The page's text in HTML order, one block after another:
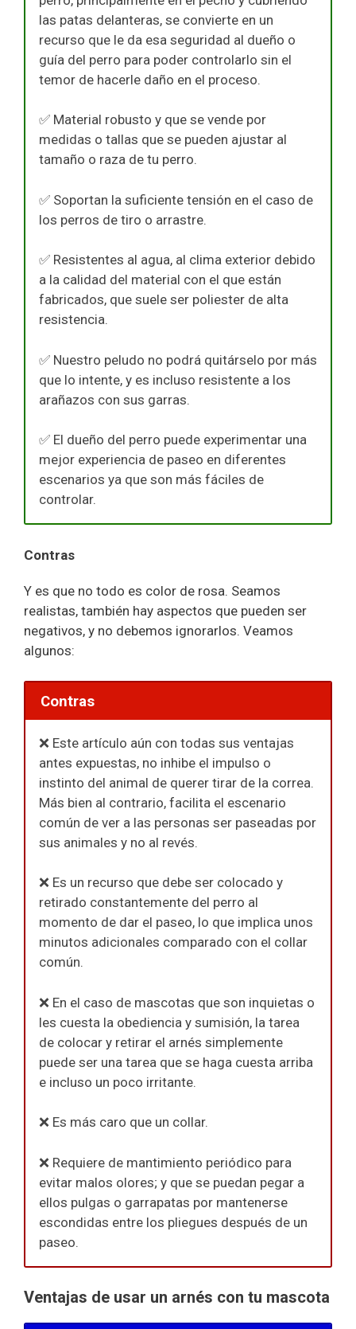
las patas delanteras, se convierte en un
recurso que le da esa seguridad al dueño o
guía del perro para poder controlarlo sin el
temor de hacerle daño en el proceso.
✅ Material robusto y que se vende por
medidas o tallas que se pueden ajustar al
tamaño o raza de tu perro.
✅ Soportan la suficiente tensión en el caso de
los perros de tiro o arrastre.
✅ Resistentes al agua, al clima exterior debido
a la calidad del material con el que están
fabricados, que suele ser poliester de alta
resistencia.
✅ Nuestro peludo no podrá quitárselo por más
que lo intente, y es incluso resistente a los
arañazos con sus garras.
✅ El dueño del perro puede experimentar una
mejor experiencia de paseo en diferentes
escenarios ya que son más fáciles de
controlar.
Contras
Y es que no todo es color de rosa. Seamos
realistas, también hay aspectos que pueden ser
negativos, y no debemos ignorarlos. Veamos
algunos:
Contras
❌ Este artículo aún con todas sus ventajas
antes expuestas, no inhibe el impulso o
instinto del animal de querer tirar de la correa.
Más bien al contrario, facilita el escenario
común de ver a las personas ser paseadas por
sus animales y no al revés.
❌ Es un recurso que debe ser colocado y
retirado constantemente del perro al
momento de dar el paseo, lo que implica unos
minutos adicionales comparado con el collar
común.
❌ En el caso de mascotas que son inquietas o
les cuesta la obediencia y sumisión, la tarea
de colocar y retirar el arnés simplemente
puede ser una tarea que se haga cuesta arriba
e incluso un poco irritante.
❌ Es más caro que un collar.
❌ Requiere de mantimiento periódico para
evitar malos olores; y que se puedan pegar a
ellos pulgas o garrapatas por mantenerse
escondidas entre los pliegues después de un
paseo.
Ventajas de usar un arnés con tu mascota